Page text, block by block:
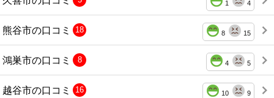
1 4
熊谷市の口コミ 8 15
18
鴻巣市の口コミ 4 5
8
越谷市の口コミ 10 9
16